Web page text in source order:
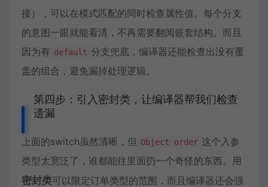
接），可以在模式匹配的同时检查属性值。每个分支
的意图一眼就能看清，不再需要翻阅嵌套结构。而且
因为有 default 分支兜底，编译器还能检查出没有覆
盖的组合，避免漏掉处理逻辑。
第四步：引入密封类，让编译器帮我们检查
遗漏
上面的switch虽然清晰，但 Object order 这个入参
类型太宽泛了，谁都能往里面扔一个奇怪的东西。用
密封类可以限定订单类型的范围，而且编译器还会强